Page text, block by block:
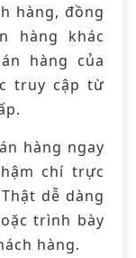
hàng, đồng
hàng khác
hàng của
truy cập từ
hàng ngay
chí trực
dễ dàng
trình bày
hàng.